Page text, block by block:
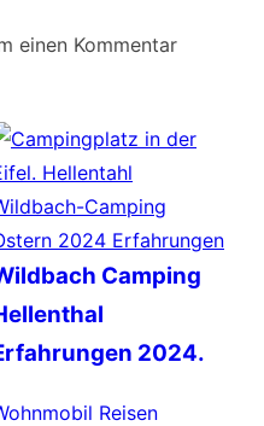
einen Kommentar
Camping
2024.
Reisen